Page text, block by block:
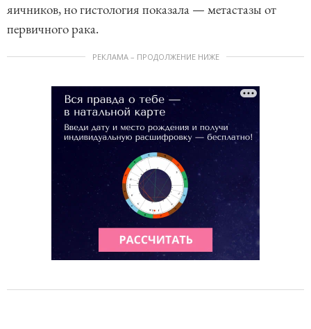
яичников, но гистология показала — метастазы от
первичного рака.
РЕКЛАМА – ПРОДОЛЖЕНИЕ НИЖЕ